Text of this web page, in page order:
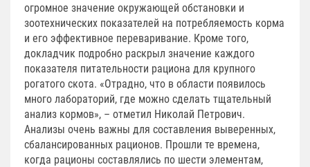
огромное значение окружающей обстановки и
зоотехнических показателей на потребляемость корма
и его эффективное переваривание. Кроме того,
докладчик подробно раскрыл значение каждого
показателя питательности рациона для крупного
рогатого скота. «Отрадно, что в области появилось
много лабораторий, где можно сделать тщательный
анализ кормов», – отметил Николай Петрович.
Анализы очень важны для составления выверенных,
сбалансированных рационов. Прошли те времена,
когда рационы составлялись по шести элементам,